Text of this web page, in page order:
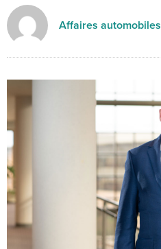
Affaires automobiles